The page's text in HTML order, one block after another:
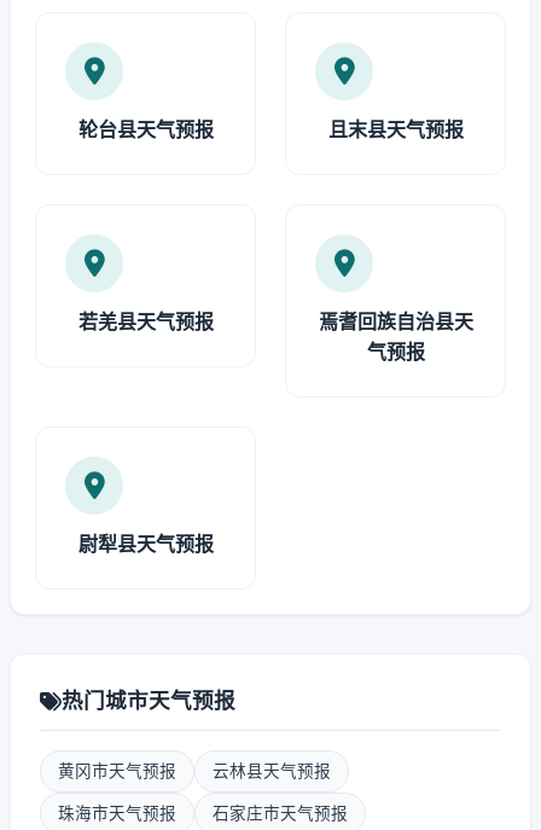
轮台县天气预报 且末县天气预报
若羌县天气预报
焉耆回族自治县天
气预报
尉犁县天气预报
热门城市天气预报
黄冈市天气预报 云林县天气预报
珠海市天气预报 石家庄市天气预报